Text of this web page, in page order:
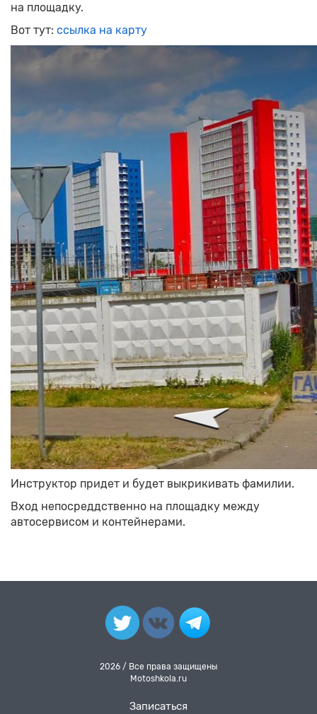
на площадку.
Вот тут: ссылка на карту
Инструктор придет и будет выкрикивать фамилии.
Вход непосреддственно на площадку между
автосервисом и контейнерами.
2026 / Все права защищены
Motoshkola.ru
Записаться